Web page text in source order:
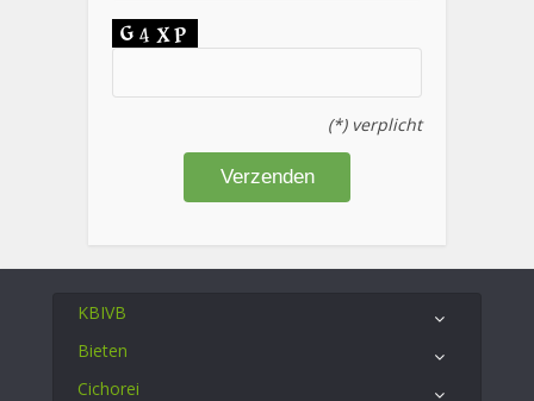
(*) verplicht
KBIVB
Bieten
Cichorei